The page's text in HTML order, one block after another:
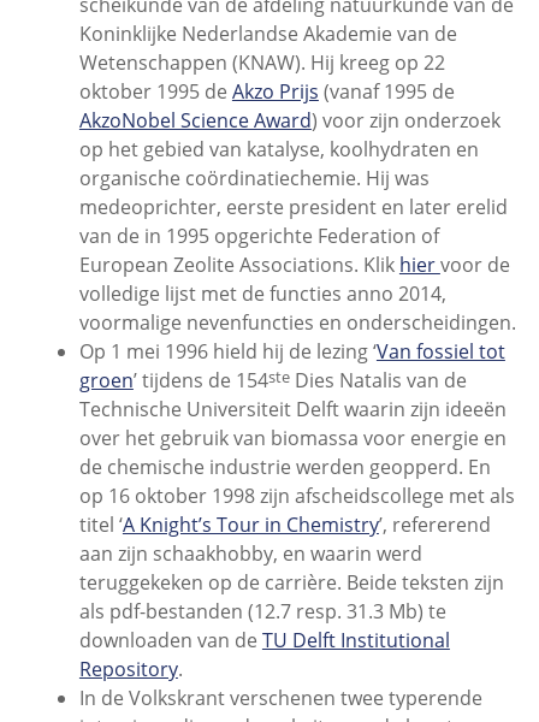
Koninklijke Nederlandse Akademie van de
Wetenschappen (KNAW). Hij kreeg op 22
oktober 1995 de Akzo Prijs (vanaf 1995 de
AkzoNobel Science Award) voor zijn onderzoek
op het gebied van katalyse, koolhydraten en
organische coördinatiechemie. Hij was
medeoprichter, eerste president en later erelid
van de in 1995 opgerichte Federation of
European Zeolite Associations. Klik hiervoor de
volledige lijst met de functies anno 2014,
voormalige nevenfuncties en onderscheidingen.
Op 1 mei 1996 hield hij de lezing ‘Van fossiel tot
groen’ tijdens de 154steDies Natalis van de
Technische Universiteit Delft waarin zijn ideeën
over het gebruik van biomassa voor energie en
de chemische industrie werden geopperd. En
op 16 oktober 1998 zijn afscheidscollege met als
titel ‘A Knight’s Tour in Chemistry’, refererend
aan zijn schaakhobby, en waarin werd
teruggekeken op de carrière. Beide teksten zijn
als pdf-bestanden (12.7 resp. 31.3 Mb) te
downloaden van de TU Delft Institutional
Repository.
In de Volkskrant verschenen twee typerende